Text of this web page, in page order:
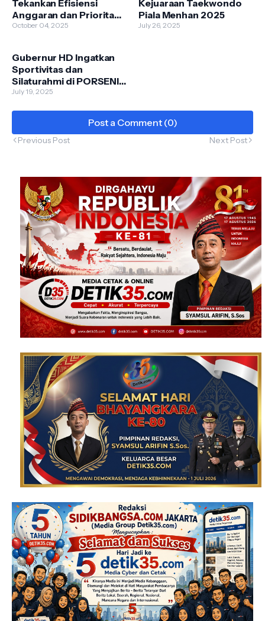
Tekankan Efisiensi
Anggaran dan Prioritas
Belanja Daerah di
October 04, 2025
Kejuaraan Taekwondo
Piala Menhan 2025
July 26, 2025
Gubernur HD Ingatkan
Sportivitas dan
Silaturahmi di PORSENI
UIBA
July 19, 2025
Post a Comment (0)
Previous Post Next Post